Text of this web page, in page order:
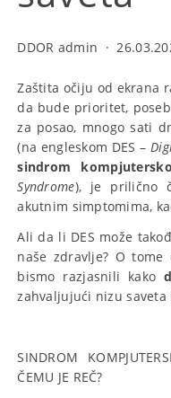
DDOR admin ·
Zaštita očiju od ekrana
da bude prioritet,
za posao, mnogo sati
(na engleskom DES –
sindrom
Syndrome), je prilično
akutnim simptomima,
Ali da li DES može
naše zdravlje? O
bismo razjasnili kako
zahvaljujući nizu saveta
SINDROM
ČEMU JE REČ?